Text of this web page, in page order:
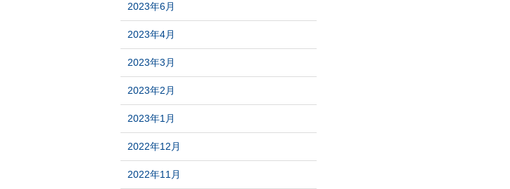
2023年6月
2023年4月
2023年3月
2023年2月
2023年1月
2022年12月
2022年11月